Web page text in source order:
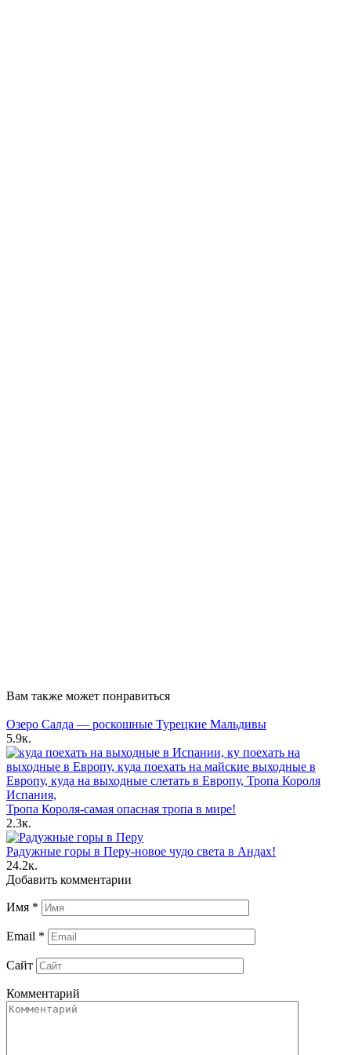
Вам также может понравиться
Озеро Салда — роскошные Турецкие Мальдивы
5.9к.
Тропа Короля-самая опасная тропа в мире!
2.3к.
Радужные горы в Перу-новое чудо света в Андах!
24.2к.
Добавить комментарии
Имя *
Email *
Сайт
Комментарий